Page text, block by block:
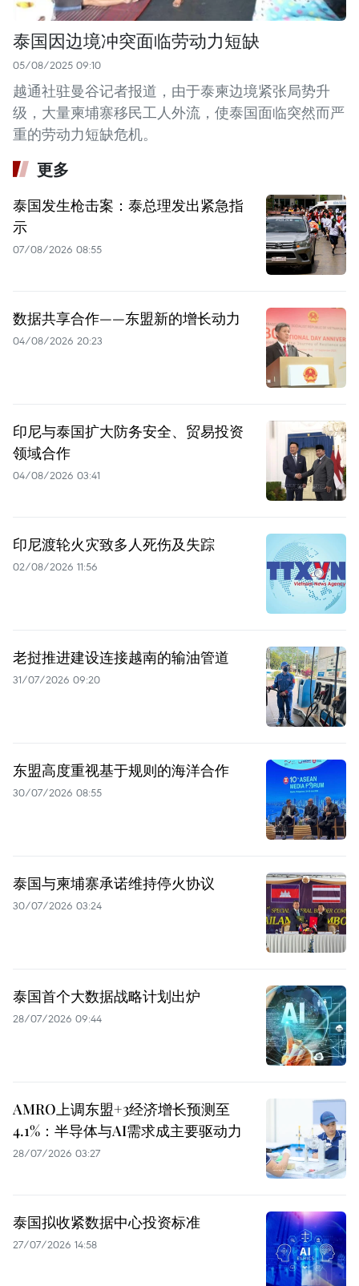
泰国因边境冲突面临劳动力短缺
05/08/2025 09:10
越通社驻曼谷记者报道，由于泰柬边境紧张局势升
级，大量柬埔寨移民工人外流，使泰国面临突然而严
重的劳动力短缺危机。
更多
泰国发生枪击案：泰总理发出紧急指
示
07/08/2026 08:55
数据共享合作——东盟新的增长动力
04/08/2026 20:23
印尼与泰国扩大防务安全、贸易投资
领域合作
04/08/2026 03:41
印尼渡轮火灾致多人死伤及失踪
02/08/2026 11:56
老挝推进建设连接越南的输油管道
31/07/2026 09:20
东盟高度重视基于规则的海洋合作
30/07/2026 08:55
泰国与柬埔寨承诺维持停火协议
30/07/2026 03:24
泰国首个大数据战略计划出炉
28/07/2026 09:44
AMRO上调东盟+3经济增长预测至
4.1%：半导体与AI需求成主要驱动力
28/07/2026 03:27
泰国拟收紧数据中心投资标准
27/07/2026 14:58